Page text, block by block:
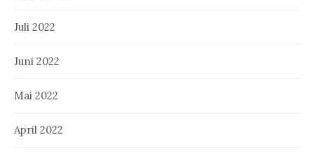
Juli 2022
Juni 2022
Mai 2022
April 2022